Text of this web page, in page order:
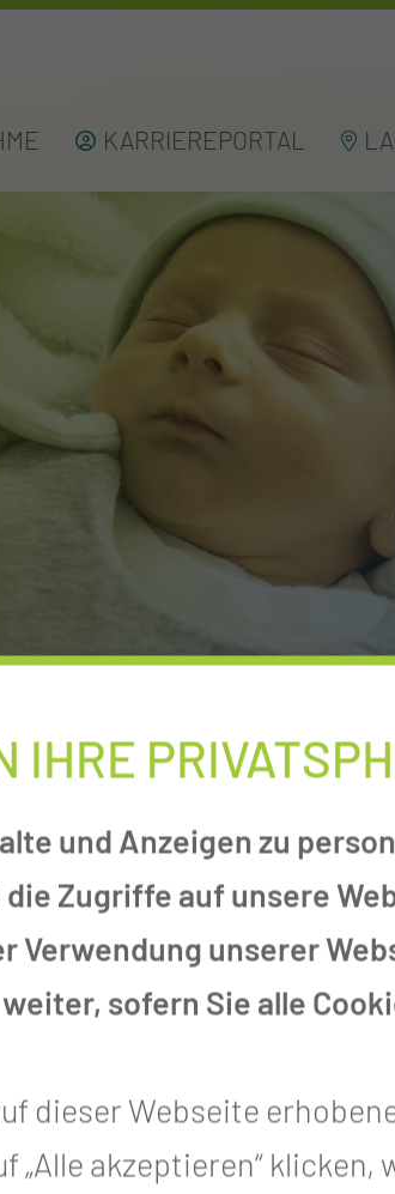
KARRIEREPORTAL
Sprechstunde
Eltern-Kind Bindung und
von (werdenden) Eltern in
hinaus
IHRE
und Anzeigen zu
Zugriffe auf unsere
Verwendung unserer
sofern Sie alle
dieser Webseite
„Alle akzeptieren“